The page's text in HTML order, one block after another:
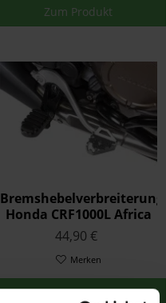
Zum Produkt
Bremshebelverbreiterung
Honda CRF1000L Africa
Twin/ CRF1000L
Adventure Sports
44,90 €
Merken
Zum Produkt